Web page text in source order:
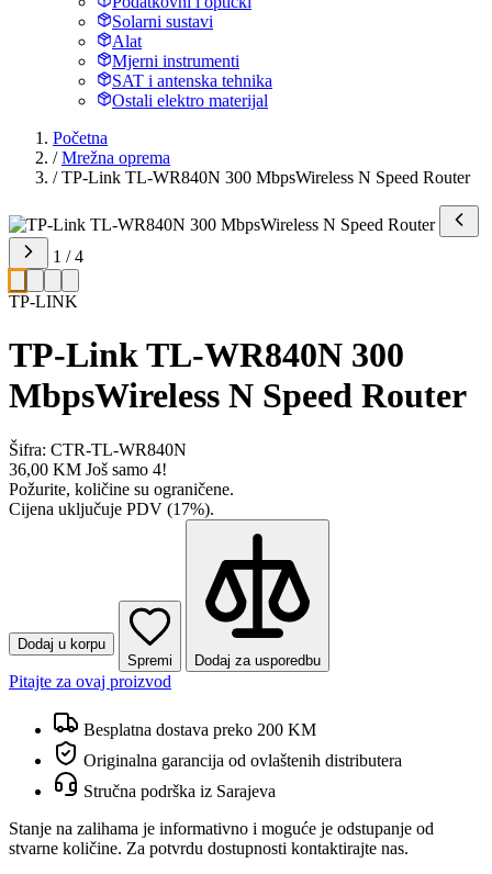
Solarni sustavi
Alat
Mjerni instrumenti
SAT i antenska tehnika
Ostali elektro materijal
Početna
/ Mrežna oprema
/ TP-Link TL-WR840N 300 MbpsWireless N Speed Router
1 / 4
TP-LINK
TP-Link TL-WR840N 300
MbpsWireless N Speed Router
Šifra: CTR-TL-WR840N
36,00 KM Još samo 4!
Požurite, količine su ograničene.
Cijena uključuje PDV (17%).
Dodaj u korpu
Spremi
Dodaj za usporedbu
Pitajte za ovaj proizvod
Besplatna dostava preko 200 KM
Originalna garancija od ovlaštenih distributera
Stručna podrška iz Sarajeva
Stanje na zalihama je informativno i moguće je odstupanje od
stvarne količine. Za potvrdu dostupnosti kontaktirajte nas.